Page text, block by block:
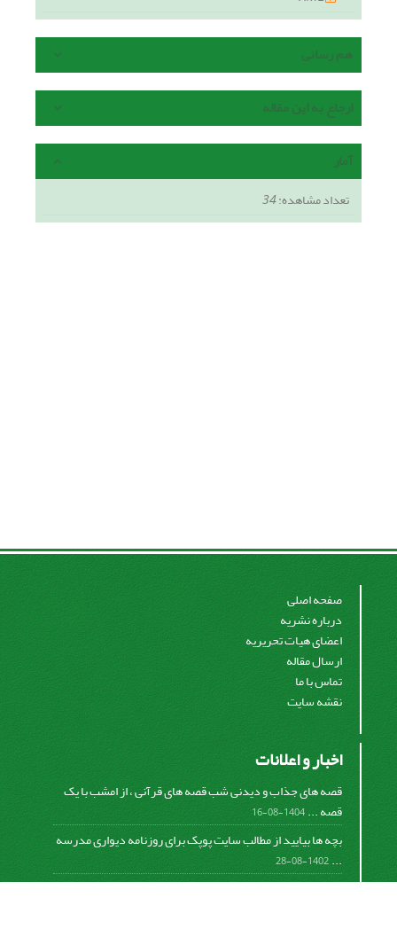
هم رسانی
ارجاع به این مقاله
آمار
تعداد مشاهده:34
صفحه اصلی
درباره نشریه
اعضای هیات تحریریه
ارسال مقاله
تماس با ما
نقشه سایت
اخبار و اعلانات
قصه های جذاب و دیدنی شب قصه های قرآنی ، از امشب با یک
قصه ...1404-08-16
بچه ها بیایید از مطالب سایت پوپک برای روزنامه دیواری مدرسه
...
1402-08-28